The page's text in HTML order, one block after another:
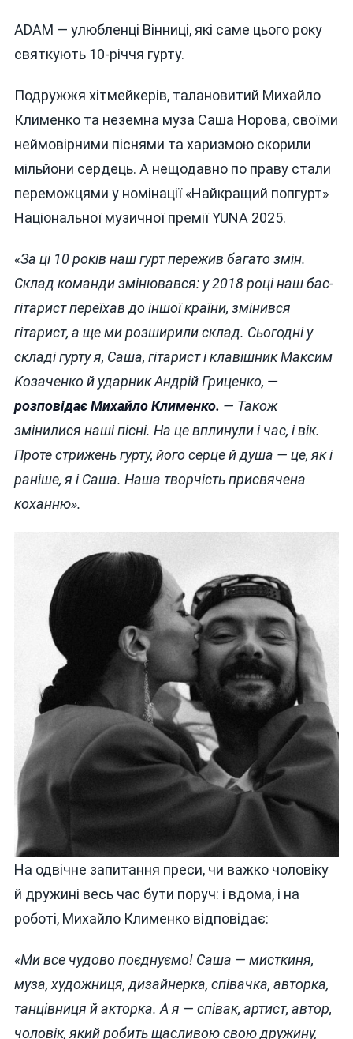
ADAM — улюбленці Вінниці, які саме цього року
святкують 10-річчя гурту.
Подружжя хітмейкерів, талановитий Михайло
Клименко та неземна муза Саша Норова, своїми
неймовірними піснями та харизмою скорили
мільйони сердець. А нещодавно по праву стали
переможцями у номінації «Найкращий попгурт»
Національної музичної премії YUNA 2025.
«За ці 10 років наш гурт пережив багато змін.
Склад команди змінювався: у 2018 році наш бас-
гітарист переїхав до іншої країни, змінився
гітарист, а ще ми розширили склад. Сьогодні у
складі гурту я, Саша, гітарист і клавішник Максим
Козаченко й ударник Андрій Гриценко, —
розповідає Михайло Клименко. — Також
змінилися наші пісні. На це вплинули і час, і вік.
Проте стрижень гурту, його серце й душа — це, як і
раніше, я і Саша. Наша творчість присвячена
коханню».
На одвічне запитання преси, чи важко чоловіку
й дружині весь час бути поруч: і вдома, і на
роботі, Михайло Клименко відповідає:
«Ми все чудово поєднуємо! Саша — мисткиня,
муза, художниця, дизайнерка, співачка, авторка,
танцівниця й акторка. А я — співак, артист, автор,
чоловік, який робить щасливою свою дружину,